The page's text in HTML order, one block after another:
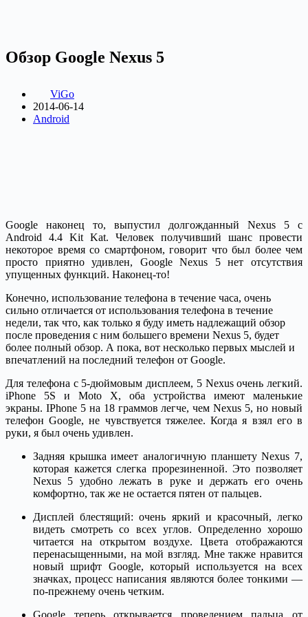
Обзор Google Nexus 5
ViGo
2014-06-14
Android
Google наконец то, выпустил долгожданный Nexus 5 с
Android 4.4 Kit Kat. Человек получивший шанс провести
некоторое время со смартфоном, говорит что был более чем
просто приятно удивлен, Google Nexus 5 нет отсутствия
упущенных функций. Наконец-то!
Конечно, использование телефона в течение часа, очень
сильно отличается от использования телефона в течение
недели, так что, как только я буду иметь надлежащий обзор
после проведения с ним большего времени Nexus 5, будет
более полный обзор. А пока, вот несколько первых мыслей и
впечатлений на последний телефон от Google.
Для телефона с 5-дюймовым дисплеем, 5 Nexus очень легкий.
iPhone 5S и Moto X, оба устройства имеют маленькие
экраны. IPhone 5 на 18 граммов легче, чем Nexus 5, но новый
телефон Google, не чувствуется тяжелее. Когда я взял его в
руки, я был очень удивлен.
Задняя крышка имеет аналогичную планшету Nexus 7,
которая кажется слегка прорезиненной. Это позволяет
Nexus 5 удобно лежать в руке и держать его очень
комфортно, так же не остается пятен от пальцев.
Дисплей блестящий: очень яркий и красочный, легко
видеть смотреть со всех углов. Определенно хорошо
читается на открытом воздухе. Цвета отображаются
перенасыщенными, на мой взгляд. Мне также нравится
новый шрифт Google, который используется на всех
значках, процесс написания являются более тонкими —
по-прежнему очень четким.
Google теперь открывается проведением пальца от